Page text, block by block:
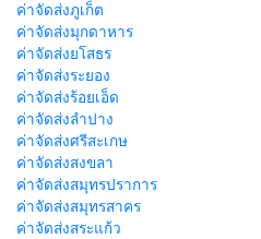
ค่าจัดส่งภูเก็ต
ค่าจัดส่งมุกดาหาร
ค่าจัดส่งยโสธร
ค่าจัดส่งระยอง
ค่าจัดส่งร้อยเอ็ด
ค่าจัดส่งลำปาง
ค่าจัดส่งศรีสะเกษ
ค่าจัดส่งสงขลา
ค่าจัดส่งสมุทรปราการ
ค่าจัดส่งสมุทรสาคร
ค่าจัดส่งสระแก้ว